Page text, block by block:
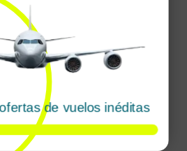
de vuelos inéditas